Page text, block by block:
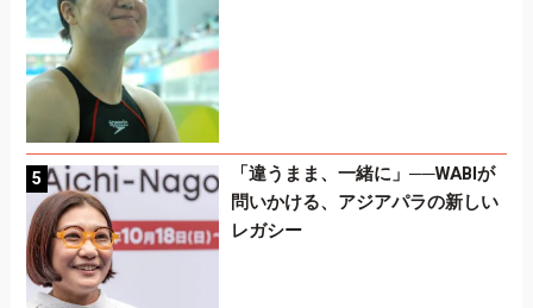
「違うまま、一緒に」──WABIが
問いかける、アジアパラの新しい
レガシー